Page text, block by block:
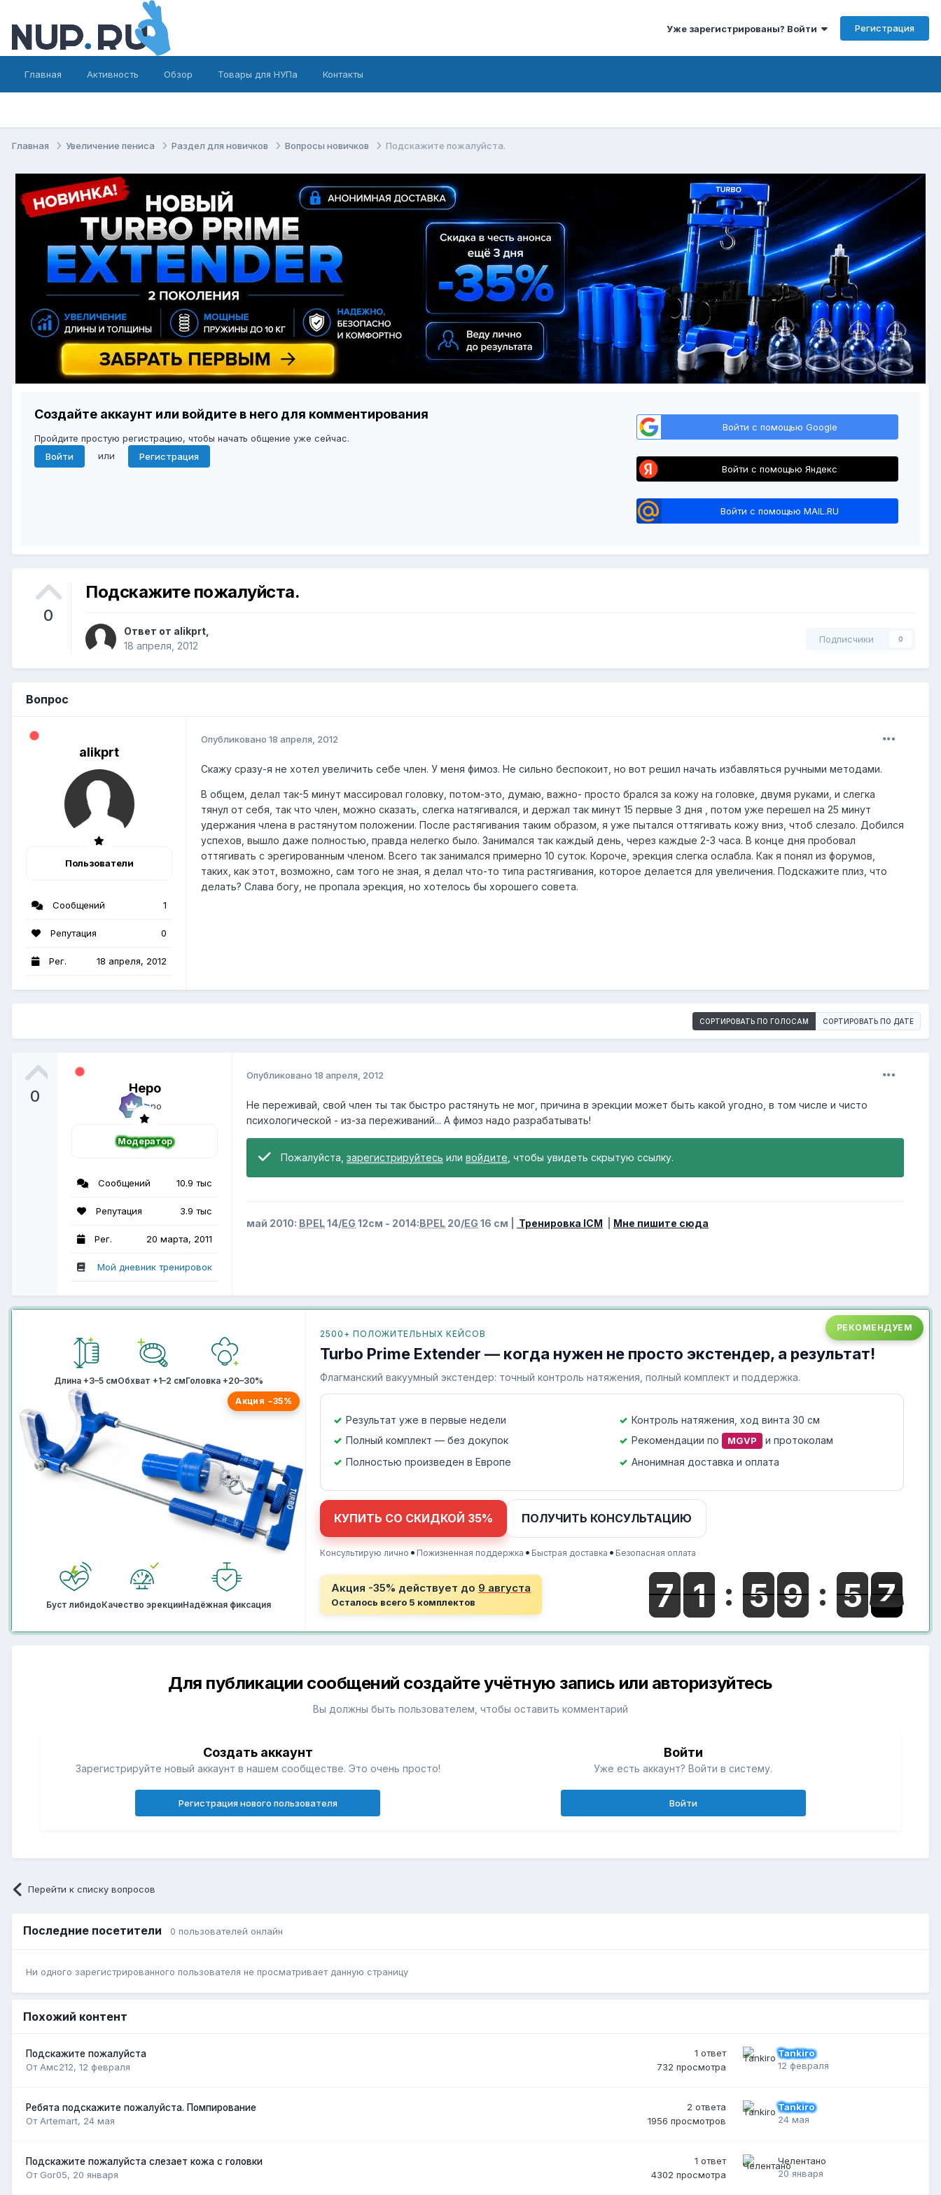
Уже зарегистрированы? Войти Регистрация
Главная Активность Обзор Товары для НУПа Контакты
Главная Увеличение пениса Раздел для новичков Вопросы новичков Подскажите пожалуйста.
Создайте аккаунт или войдите в него для комментирования
Пройдите простую регистрацию, чтобы начать общение уже сейчас.
Войти
или Регистрация
Войти с помощью Google
Войти с помощью Яндекс
Войти с помощью MAIL.RU
0
Подскажите пожалуйста.
Ответ от alikprt,
18 апреля, 2012
Подписчики 0
Вопрос
alikprt
Пользователи
Сообщений 1
Репутация 0
Рег. 18 апреля, 2012
Опубликовано 18 апреля, 2012
Скажу сразу-я не хотел увеличить себе член. У меня фимоз. Не сильно беспокоит, но вот решил начать избавляться ручными методами.
В общем, делал так-5 минут массировал головку, потом-это, думаю, важно- просто брался за кожу на головке, двумя руками, и слегка
тянул от себя, так что член, можно сказать, слегка натягивался, и держал так минут 15 первые 3 дня , потом уже перешел на 25 минут
удержания члена в растянутом положении. После растягивания таким образом, я уже пытался оттягивать кожу вниз, чтоб слезало. Добился
успехов, вышло даже полностью, правда нелегко было. Занимался так каждый день, через каждые 2-3 часа. В конце дня пробовал
оттягивать с эрегированным членом. Всего так занимался примерно 10 суток. Короче, эрекция слегка ослабла. Как я понял из форумов,
таких, как этот, возможно, сам того не зная, я делал что-то типа растягивания, которое делается для увеличения. Подскажите плиз, что
делать? Слава богу, не пропала эрекция, но хотелось бы хорошего совета.
СОРТИРОВАТЬ ПО ГОЛОСАМ СОРТИРОВАТЬ ПО ДАТЕ
0 Неро
Модератор
Сообщений 10.9 тыс
Репутация 3.9 тыс
Рег. 20 марта, 2011
Мой дневник тренировок
Опубликовано 18 апреля, 2012
Не переживай, свой член ты так быстро растянуть не мог, причина в эрекции может быть какой угодно, в том числе и чисто
психологической - из-за переживаний... А фимоз надо разрабатывать!
Пожалуйста, зарегистрируйтесь или войдите , чтобы увидеть скрытую ссылку.
май 2010: BPEL14/EG 12см - 2014:BPEL 20/EG 16 см | Тренировка ICM Мне пишите сюда
Длина +3–5 смОбхват +1–2 смГоловка +20–30%
Акция −35%
Буст либидоКачество эрекцииНадёжная фиксация
РЕКОМЕНДУЕМ
2500+ ПОЛОЖИТЕЛЬНЫХ КЕЙСОВ
Turbo Prime Extender — когда нужен не просто экстендер, а результат!
Флагманский вакуумный экстендер: точный контроль натяжения, полный комплект и поддержка.
Результат уже в первые недели
Контроль натяжения, ход винта 30 см
Полный комплект — без докупок
Рекомендации по MGVP
и протоколам
Полностью произведен в Европе
Анонимная доставка и оплата
КУПИТЬ СО СКИДКОЙ 35% ПОЛУЧИТЬ КОНСУЛЬТАЦИЮ
Консультирую лично • Пожизненная поддержка • Быстрая доставка • Безопасная оплата
Акция -35% действует до 9 августа
Осталось всего 5 комплектов
Для публикации сообщений создайте учётную запись или авторизуйтесь
Вы должны быть пользователем, чтобы оставить комментарий
Создать аккаунт
Зарегистрируйте новый аккаунт в нашем сообществе. Это очень просто!
Регистрация нового пользователя
Войти
Уже есть аккаунт? Войти в систему.
Войти
Перейти к списку вопросов
Последние посетители 0 пользователей онлайн
Ни одного зарегистрированного пользователя не просматривает данную страницу
Похожий контент
Подскажите пожалуйста
От Амс212, 12 февраля
1 ответ
732 просмотра
Tankiro
12 февраля
Ребята подскажите пожалуйста. Помпирование
От Artemart, 24 мая
2 ответа
1956 просмотров
Tankiro
24 мая
Подскажите пожалуйста слезает кожа с головки
От Gor05, 20 января
1 ответ
4302 просмотра
Челентано
20 января